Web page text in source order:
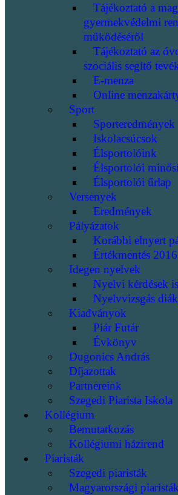
Tájékoztató a
gyermekvédelmi
működéséről
Tájékoztató az
szociális segítő
E-menza
Online
Sport
Sporteredmények
Iskolacsúcsok
Élsportolóink
Élsportolói
Élsportolói űrlap
Versenyek
Eredmények
Pályázatok
Korábbi elnyert
Értékmentés 2016
Idegen nyelvek
Nyelvi kérdések
Nyelvvizsgás
Kiadványok
Piár Futár
Évkönyv
Dugonics András
Díjazottak
Partnereink
Szegedi Piarista Iskola
Kollégium
Bemutatkozás
Kollégiumi házirend
Piaristák
Szegedi piaristák
Magyarországi piaristák